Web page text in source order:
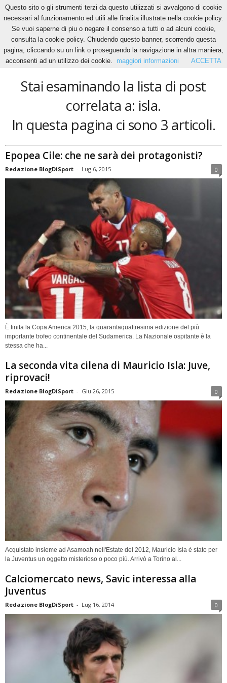
Home Tags Isla
isla
Stai esaminando la lista di post
correlata a: isla.
In questa pagina ci sono 3 articoli.
Epopea Cile: che ne sarà dei protagonisti?
Redazione BlogDiSport - Lug 6, 2015 0
È finita la Copa America 2015, la quarantaquattresima edizione del più
importante trofeo continentale del Sudamerica. La Nazionale ospitante è la
stessa che ha...
La seconda vita cilena di Mauricio Isla: Juve,
riprovaci!
Redazione BlogDiSport - Giu 26, 2015 0
Acquistato insieme ad Asamoah nell'Estate del 2012, Mauricio Isla è stato per
la Juventus un oggetto misterioso o poco più. Arrivò a Torino al...
Calciomercato news, Savic interessa alla
Juventus
Redazione BlogDiSport - Lug 16, 2014 0
Questo sito o gli strumenti terzi da questo utilizzati si avvalgono di cookie
necessari al funzionamento ed utili alle finalita illustrate nella cookie policy.
Se vuoi saperne di piu o negare il consenso a tutti o ad alcuni cookie,
consulta la cookie policy. Chiudendo questo banner, scorrendo questa
pagina, cliccando su un link o proseguendo la navigazione in altra maniera,
acconsenti ad un utilizzo dei cookie.
maggiori informazioni ACCETTA